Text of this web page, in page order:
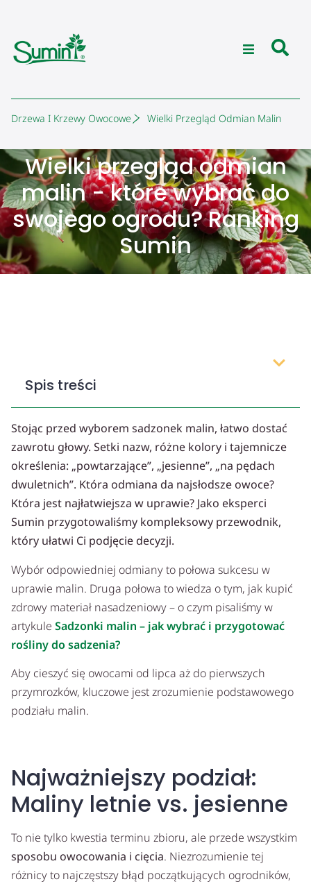
Drzewa I Krzewy Owocowe Wielki Przegląd Odmian Malin
Wielki przegląd odmian
malin - które wybrać do
swojego ogrodu? Ranking
Sumin
Spis treści
Stojąc przed wyborem sadzonek malin, łatwo dostać
zawrotu głowy. Setki nazw, różne kolory i tajemnicze
określenia: „powtarzające”, „jesienne”, „na pędach
dwuletnich”. Która odmiana da najsłodsze owoce?
Która jest najłatwiejsza w uprawie? Jako eksperci
Sumin przygotowaliśmy kompleksowy przewodnik,
który ułatwi Ci podjęcie decyzji.
Wybór odpowiedniej odmiany to połowa sukcesu w
uprawie malin. Druga połowa to wiedza o tym, jak kupić
zdrowy materiał nasadzeniowy – o czym pisaliśmy w
artykule Sadzonki malin – jak wybrać i przygotować
rośliny do sadzenia?
Aby cieszyć się owocami od lipca aż do pierwszych
przymrozków, kluczowe jest zrozumienie podstawowego
podziału malin.
Najważniejszy podział:
Maliny letnie vs. jesienne
To nie tylko kwestia terminu zbioru, ale przede wszystkim
sposobu owocowania i cięcia. Niezrozumienie tej
różnicy to najczęstszy błąd początkujących ogrodników,